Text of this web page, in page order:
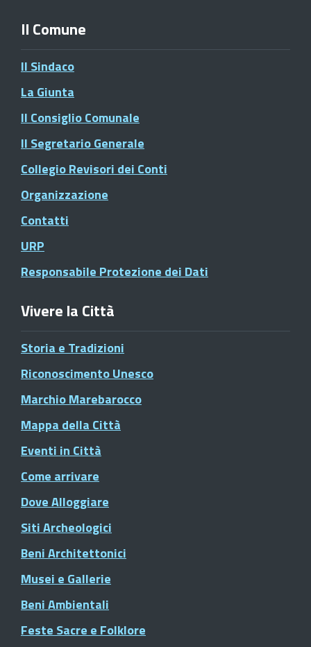
Il Comune
Il Sindaco
La Giunta
Il Consiglio Comunale
Il Segretario Generale
Collegio Revisori dei Conti
Organizzazione
Contatti
URP
Responsabile Protezione dei Dati
Vivere la Città
Storia e Tradizioni
Riconoscimento Unesco
Marchio Marebarocco
Mappa della Città
Eventi in Città
Come arrivare
Dove Alloggiare
Siti Archeologici
Beni Architettonici
Musei e Gallerie
Beni Ambientali
Feste Sacre e Folklore